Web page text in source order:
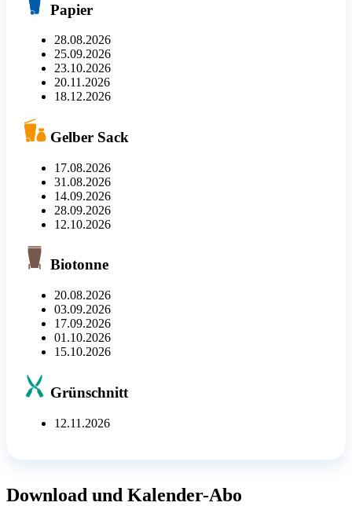
Papier
28.08.2026
25.09.2026
23.10.2026
20.11.2026
18.12.2026
Gelber Sack
17.08.2026
31.08.2026
14.09.2026
28.09.2026
12.10.2026
Biotonne
20.08.2026
03.09.2026
17.09.2026
01.10.2026
15.10.2026
Grünschnitt
12.11.2026
Download und Kalender-Abo